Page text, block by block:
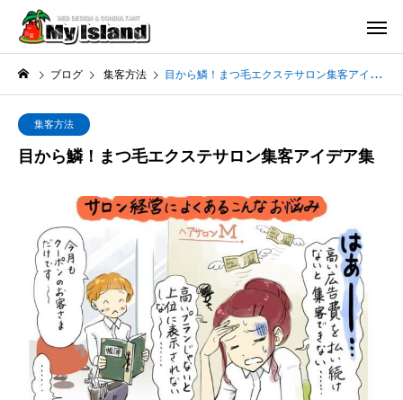
ブログ 集客方法 目から鱗！まつ毛エクステサロン集客アイデア集
集客方法
目から鱗！まつ毛エクステサロン集客アイデア集